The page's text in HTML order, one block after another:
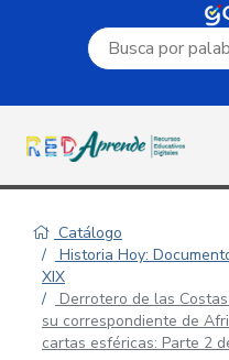
Campo de
Catálogo
Historia Hoy:
XIX
Derrotero de las
su correspondiente de
cartas esféricas: Parte 2